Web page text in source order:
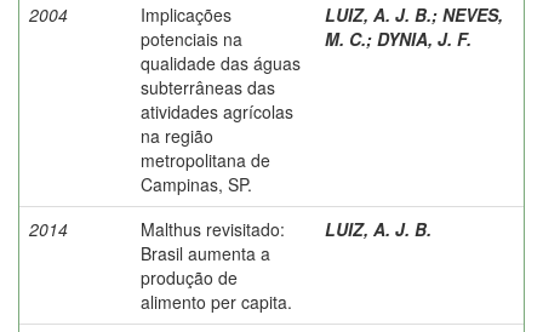
2004
Implicações
potenciais na
qualidade das águas
subterrâneas das
atividades agrícolas
na região
metropolitana de
Campinas, SP.
LUIZ, A. J. B.; NEVES,
M. C.; DYNIA, J. F.
2014
Malthus revisitado:
Brasil aumenta a
produção de
alimento per capita.
LUIZ, A. J. B.